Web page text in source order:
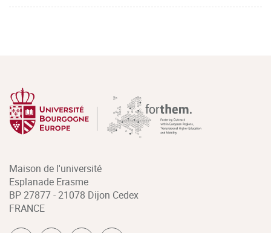
Maison de l'université
Esplanade Erasme
BP 27877 - 21078 Dijon Cedex
FRANCE